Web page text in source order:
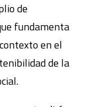
de
fundamenta
en el
de la